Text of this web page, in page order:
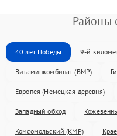
Районы
40 лет Победы 9-й
Витаминкомбинат (ВМР)
Европея (Немецкая деревня)
Западный обход
Комсомольский (КМР)